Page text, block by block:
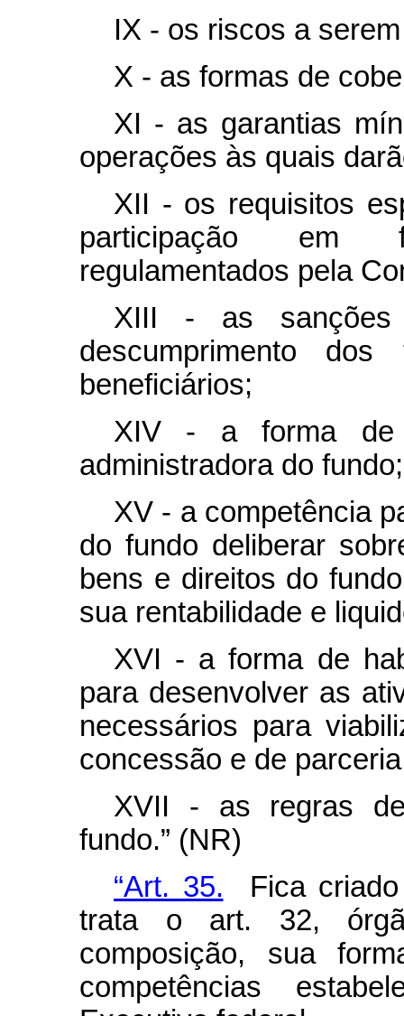
IX - os riscos a
X - as formas de
XI - as garantias
operações às quais
XII - os requisitos
participação em
regulamentados pela
XIII - as sanções
descumprimento
beneficiários;
XIV - a forma de
administradora do fundo;
XV - a competência
do fundo deliberar
bens e direitos do
sua rentabilidade e
XVI - a forma de
para desenvolver as
necessários para
concessão e de
XVII - as regras
fundo.” (NR)
“Art. 35. Fica
trata o art. 32,
composição, sua
competências